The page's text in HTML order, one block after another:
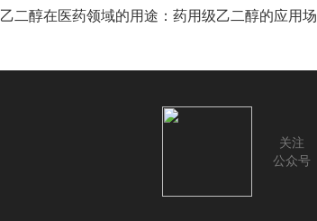
乙二醇在医药领域的用途：药用级乙二醇的应用
关注
公众号